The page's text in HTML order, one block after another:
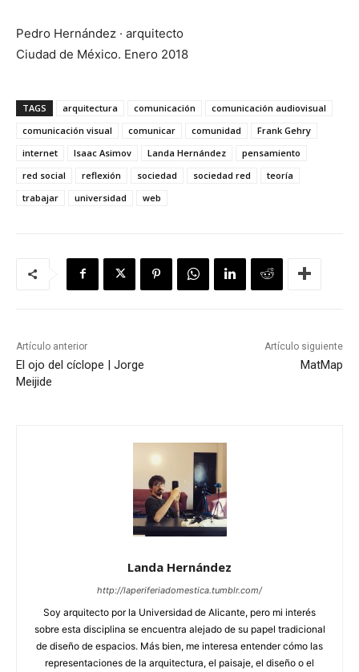
Pedro Hernández · arquitecto
Ciudad de México. Enero 2018
TAGS arquitectura comunicación
comunicación audiovisual
comunicación visual
comunicar comunidad
Frank Gehry
internet
Isaac Asimov Landa Hernández
pensamiento
red social
reflexión sociedad sociedad red
teoría
trabajar
universidad web
Artículo anterior
El ojo del cíclope | Jorge
Meijide
Artículo siguiente
MatMap
Landa Hernández
http://laperiferiadomestica.tumblr.com/
Soy arquitecto por la Universidad de Alicante, pero mi interés
sobre esta disciplina se encuentra alejado de su papel tradicional
de diseño de espacios. Más bien, me interesa entender cómo las
representaciones de la arquitectura, el paisaje, el diseño o el